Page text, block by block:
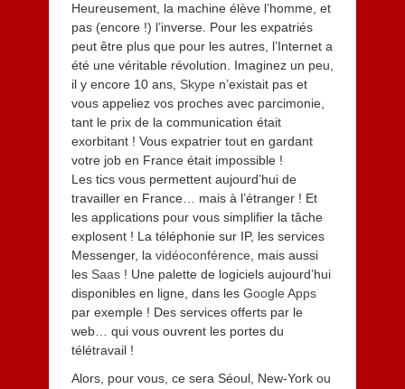
Heureusement, la machine élève l’homme, et
pas (encore !) l’inverse. Pour les expatriés
peut être plus que pour les autres, l’Internet a
été une véritable révolution. Imaginez un peu,
il y encore 10 ans, Skype n’existait pas et
vous appeliez vos proches avec parcimonie,
tant le prix de la communication était
exorbitant ! Vous expatrier tout en gardant
votre job en France était impossible !
Les tics vous permettent aujourd’hui de
travailler en France… mais à l’étranger ! Et
les applications pour vous simplifier la tâche
explosent ! La téléphonie sur IP, les services
Messenger, la vidéoconférence , mais aussi
les Saas! Une palette de logiciels aujourd’hui
disponibles en ligne, dans les Google Apps
par exemple ! Des services offerts par le
web… qui vous ouvrent les portes du
télétravail !
Alors, pour vous, ce sera Séoul, New-York ou